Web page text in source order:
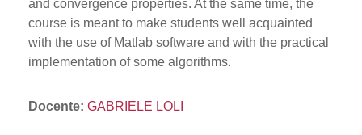
and convergence properties. At the same time, the
course is meant to make students well acquainted
with the use of Matlab software and with the practical
implementation of some algorithms.
Docente: GABRIELE LOLI